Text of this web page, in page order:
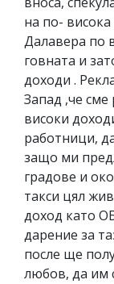
на по-
Далавера по
говната и
доходи .
Запад ,че
високи
работници,
защо ми
градове и
такси цял
доход като
дарение за
после ще
любов, да им